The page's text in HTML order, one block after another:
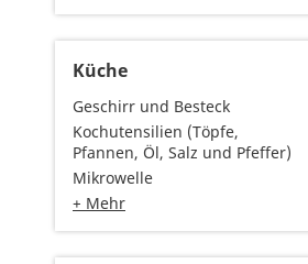
Küche
Geschirr und Besteck
Kochutensilien (Töpfe,
Pfannen, Öl, Salz und Pfeffer)
Mikrowelle
+ Mehr